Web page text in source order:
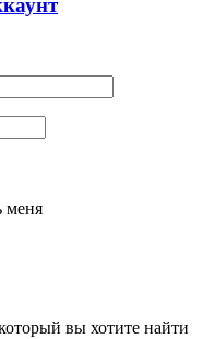
меня
вы хотите найти